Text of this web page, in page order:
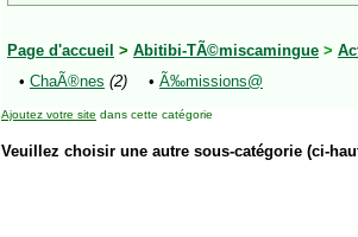
Page d'accueil > Abitibi-TÃ©miscamingue >
• ChaÃ®nes (2) • Ã‰missions@
Ajoutez votre site dans cette catégorie
Veuillez choisir une autre sous-catégorie (ci-